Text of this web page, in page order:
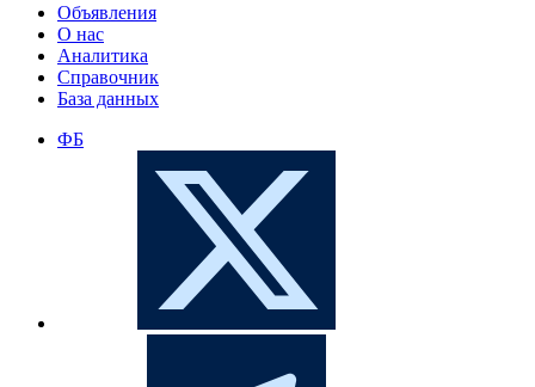
Объявления
О нас
Аналитика
Справочник
База данных
ФБ